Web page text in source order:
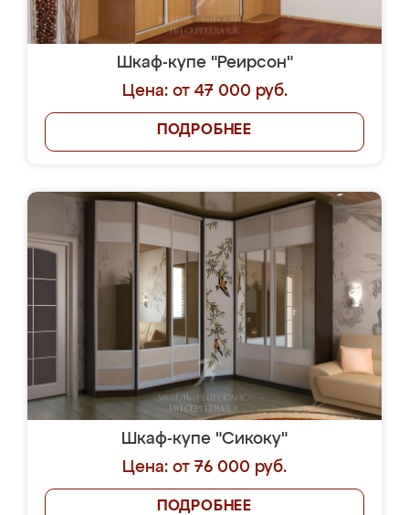
Шкаф-купе "Реирсон"
Цена: от 47 000 руб.
ПОДРОБНЕЕ
Шкаф-купе "Сикоку"
Цена: от 76 000 руб.
ПОДРОБНЕЕ